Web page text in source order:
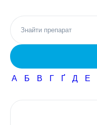
Неврологія
Фармаконагляд
Кар'єра
А Б В Г Ґ Д Е